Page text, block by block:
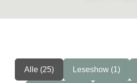
Alle (25) Leseshow (1)